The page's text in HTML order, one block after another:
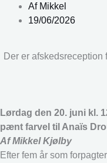
AfMikkel
19/06/2026
Der er
Lørdag den 20. juni kl.
pænt farvel til Anaïs
Af Mikkel Kjølby
Efter fem år som